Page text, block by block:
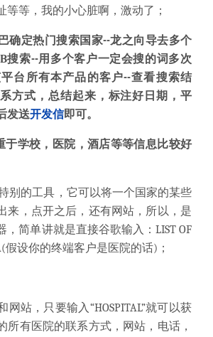
等等，我的小心脏啊，激动了；
确定热门搜索国家--龙之向导去多个
搜索--用多个客户一定会搜的词多次
台所有本产品的客户--查看搜索结
方式，总结起来，标注好日期，平
发送开发信即可。
于学校，医院，酒店等等信息比较好
别的工具，它可以将一个国家的某些
来，点开之后，还有网站，所以，是
，简单讲就是直接谷歌输入：LIST OF
假设你的终端客户是医院的话)；
网站，只要输入“HOSPITAL”就可以获
所有医院的联系方式，网站，电话，